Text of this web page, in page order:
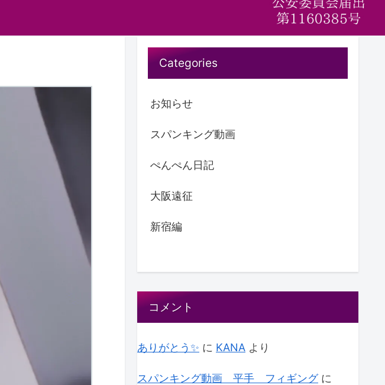
Categories
お知らせ
スパンキング動画
ぺんぺん日記
大阪遠征
新宿編
コメント
ありがとう✨ に KANA より
スパンキング動画 平手 フィギングに